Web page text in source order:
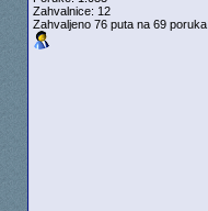
Zahvalnice: 12
Zahvaljeno 76 puta na 69 poruka